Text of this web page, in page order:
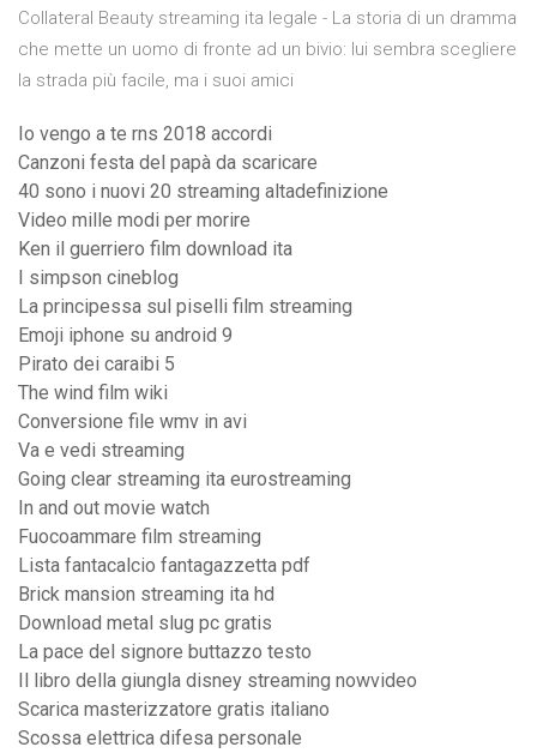
Collateral Beauty streaming ita legale - La storia di un dramma
che mette un uomo di fronte ad un bivio: lui sembra scegliere
la strada più facile, ma i suoi amici
Io vengo a te rns 2018 accordi
Canzoni festa del papà da scaricare
40 sono i nuovi 20 streaming altadefinizione
Video mille modi per morire
Ken il guerriero film download ita
I simpson cineblog
La principessa sul piselli film streaming
Emoji iphone su android 9
Pirato dei caraibi 5
The wind film wiki
Conversione file wmv in avi
Va e vedi streaming
Going clear streaming ita eurostreaming
In and out movie watch
Fuocoammare film streaming
Lista fantacalcio fantagazzetta pdf
Brick mansion streaming ita hd
Download metal slug pc gratis
La pace del signore buttazzo testo
Il libro della giungla disney streaming nowvideo
Scarica masterizzatore gratis italiano
Scossa elettrica difesa personale